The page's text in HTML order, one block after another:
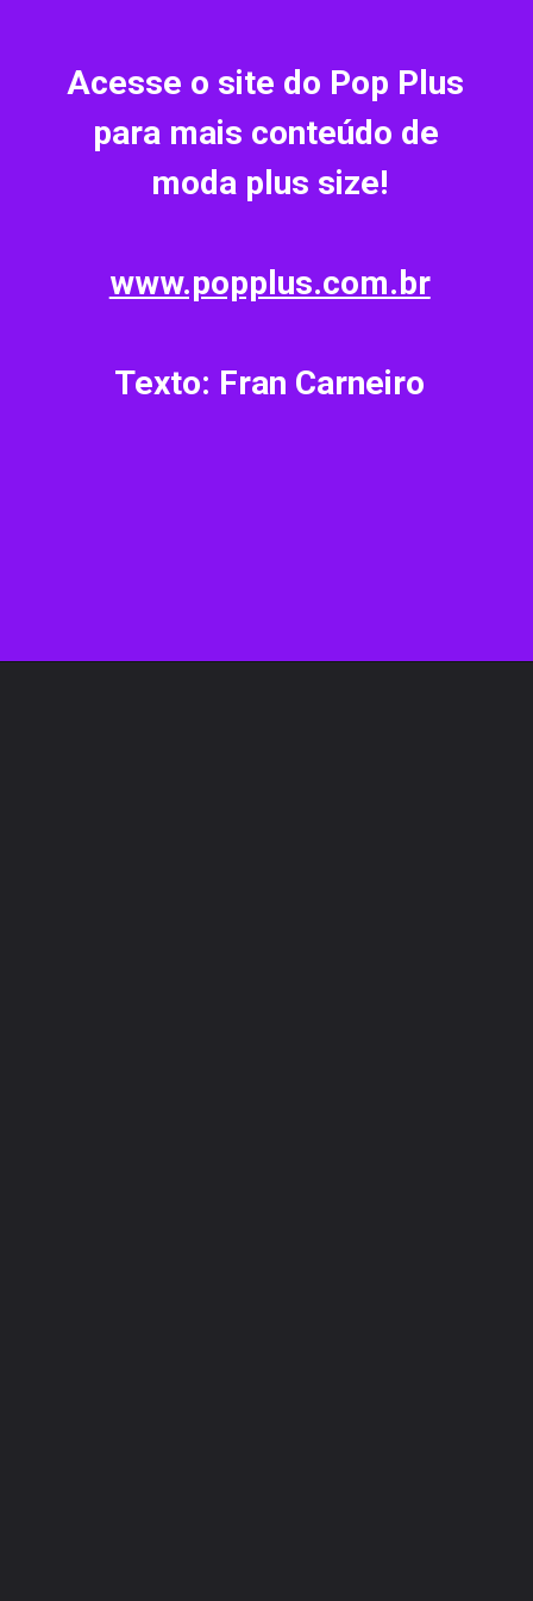
Acesse o site do Pop Plus
para mais conteúdo de
moda plus size!
www.popplus.com.br
Texto: Fran Carneiro